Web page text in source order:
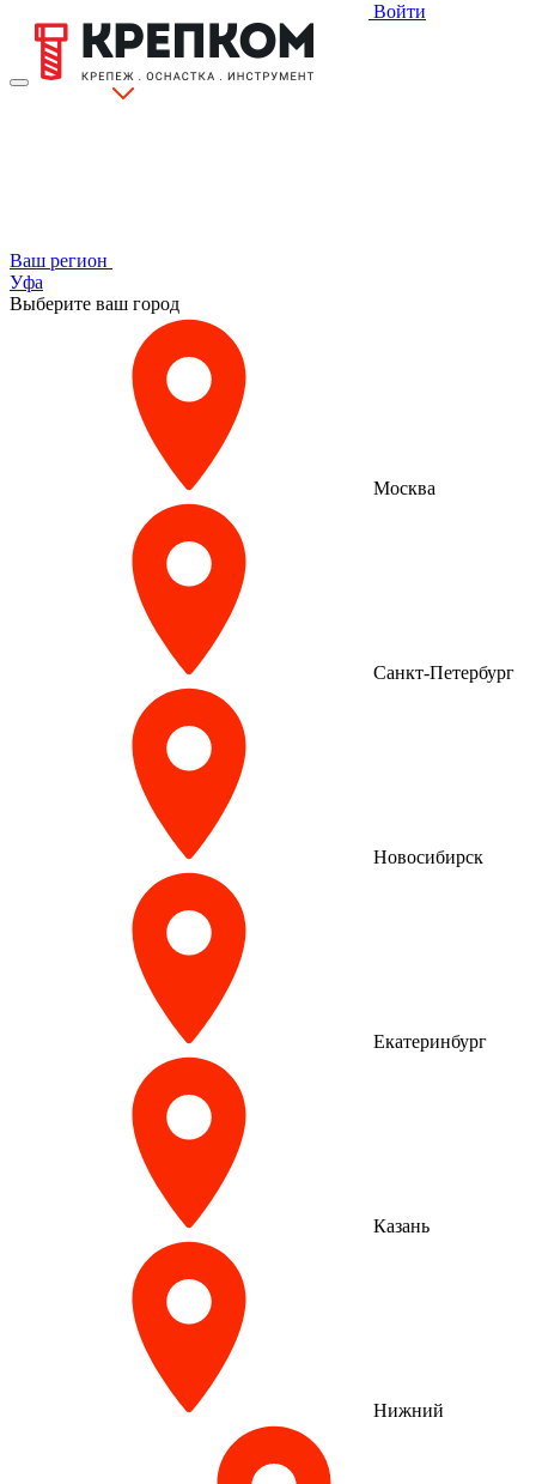
Войти
Ваш регион
Уфа
Выберите ваш город
Москва
Санкт-Петербург
Новосибирск
Екатеринбург
Казань
Нижний